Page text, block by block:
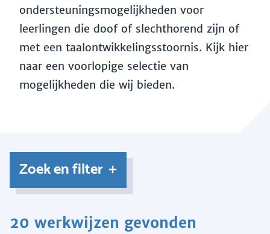
ondersteuningsmogelijkheden voor
leerlingen die doof of slechthorend zijn of
met een taalontwikkelingsstoornis. Kijk hier
naar een voorlopige selectie van
mogelijkheden die wij bieden.
Zoek en filter
20 werkwijzen gevonden